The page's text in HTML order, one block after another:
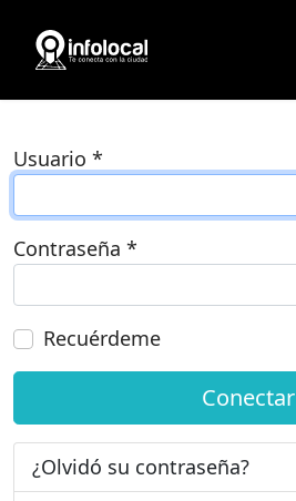
Usuario *
Contraseña *
Recuérdeme
Conectar
¿Olvidó su contraseña?